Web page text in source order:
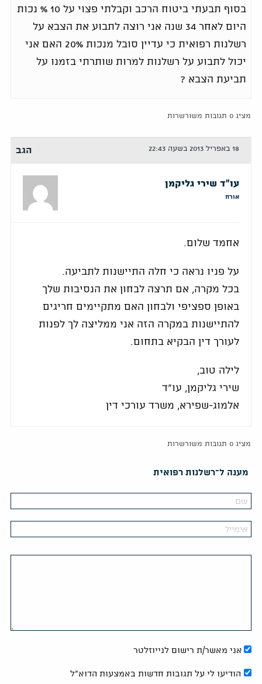
בסוף תבעתי ביטוח הרכב וקבלתי פצוי על 10 % נכות
היום לאחר 34 שנה אני רוצה לתבוע את הצבא על
רשלנות רפואית כי עדיין סובל מנכות 20% האם אני
יכול לתבוע על רשלנות למרות שותרתי בזמנו על
תביעת הצבא ?
מציג 0 תגובות משורשרות
18 באפריל 2013 בשעה 22:43 הגב
עו"ד שירי גליקמן
אורח
אחמד שלום.
על פניו נראה כי חלה התיישנות לתביעה.
בכל מקרה, אם תרצה לבחון את הנסיבות שלך
באופן ספציפי ולבחון האם מתקיימים חריגים
להתיישנות במקרה הזה אני ממליצה לך לפנות
לעורך דין הבקיא בתחום.
לילה טוב,
שירי גליקמן, עו"ד
אלמוג-שפירא, משרד עורכי דין
מציג 0 תגובות משורשרות
מענה ל־רשלנות רפואית
אני מאשר/ת רישום לנייוזלטר
הודיעו לי על תגובות חדשות באמצעות הדוא"ל